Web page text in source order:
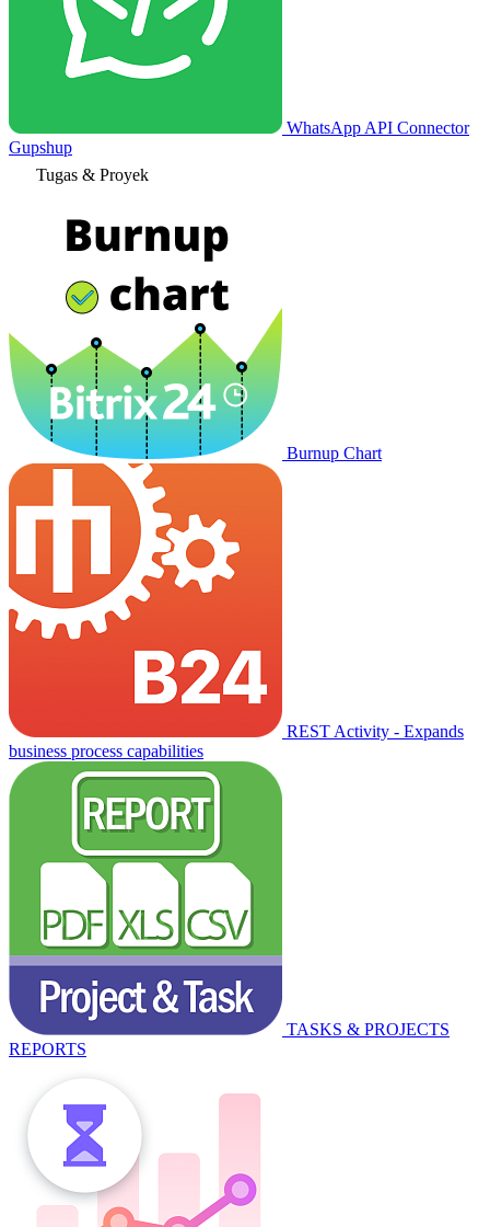
WhatsApp API Connector
Gupshup
Tugas & Proyek
Burnup Chart
REST Activity - Expands
business process capabilities
TASKS & PROJECTS
REPORTS